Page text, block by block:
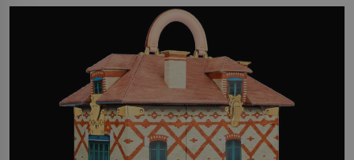
klidného ptáčka, který většinu dne jen posedává. Hodně
času tráví na zemi, kde sbírá zbytky semínek Jeho
domovinou je prakticky celá Austrálie s výjimkou
pobřežní oblasti. […]